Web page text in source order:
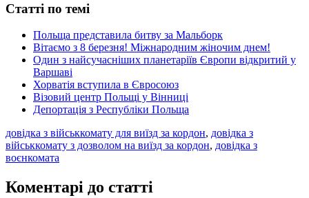
Статті по темі
Польща представила битву за Мальборк
Вітаємо з 8 березня! Міжнародним жіночим днем!
Один з найсучасніших планетаріїв Європи відкритий у
Варшаві
Хорватія вступила в Євросоюз
Візовий центр Польщі у Вінниці
Депортація з Республіки Польща
довідка з військкомату для виїзд за кордон, довідка з
військкомату з дозволом на виїзд за кордон, довідка з
воєнкомата
Коментарі до статті